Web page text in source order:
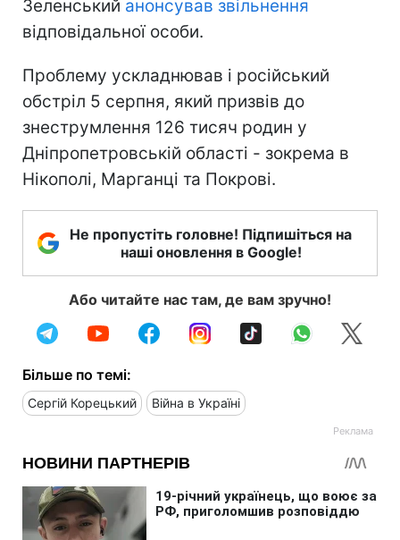
Зеленський анонсував звільнення
відповідальної особи.
Проблему ускладнював і російський
обстріл 5 серпня, який призвів до
знеструмлення 126 тисяч родин у
Дніпропетровській області - зокрема в
Нікополі, Марганці та Покрові.
Не пропустіть головне! Підпишіться на
наші оновлення в Google!
Або читайте нас там, де вам зручно!
Більше по темі:
Сергій Корецький Війна в Україні